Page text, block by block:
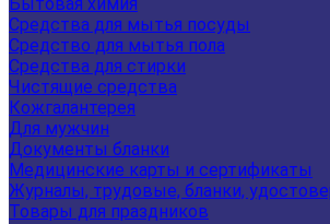
Средства для мытья посуды
Средство для мытья пола
Средства для стирки
Чистящие средства
Кожгалантерея
Для мужчин
Документы бланки
Медицинские карты и сертификаты
Журналы, трудовые, бланки,
Товары для праздников